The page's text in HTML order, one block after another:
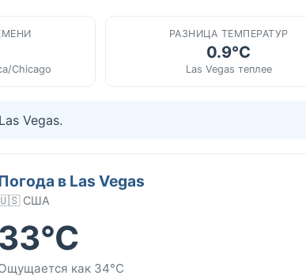
Chicago
РАЗНИЦА ТЕМПЕРАТУР
0.9°C
Las Vegas теплее
Vegas.
в Las Vegas
США
33°C
как 34°C